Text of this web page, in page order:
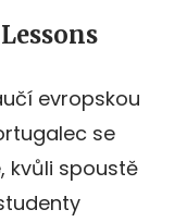
evropskou
se
kvůli spoustě